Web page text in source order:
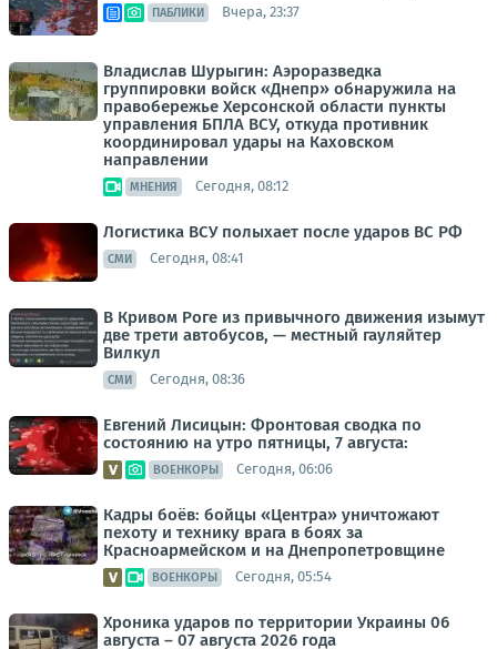
ПАБЛИКИ Вчера, 23:37
Владислав Шурыгин: Аэроразведка
группировки войск «Днепр» обнаружила на
правобережье Херсонской области пункты
управления БПЛА ВСУ, откуда противник
координировал удары на Каховском
направлении
МНЕНИЯ Сегодня, 08:12
Логистика ВСУ полыхает после ударов ВС РФ
СМИ Сегодня, 08:41
В Кривом Роге из привычного движения изымут
две трети автобусов, — местный гауляйтер
Вилкул
СМИ Сегодня, 08:36
Евгений Лисицын: Фронтовая сводка по
состоянию на утро пятницы, 7 августа:
ВОЕНКОРЫ Сегодня, 06:06
Кадры боёв: бойцы «Центра» уничтожают
пехоту и технику врага в боях за
Красноармейском и на Днепропетровщине
ВОЕНКОРЫ Сегодня, 05:54
Хроника ударов по территории Украины 06
августа – 07 августа 2026 года